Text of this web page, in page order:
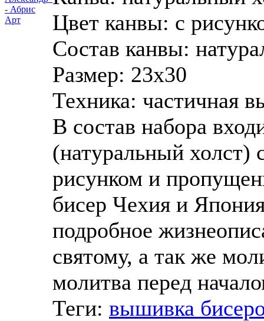
Цвет канвы: с
Состав канвы:
Размер: 23х30
Техника: частичная
В состав набора
(натуральный
рисунком и
бисер Чехия и
подробное
святому, а так же
молитва перед
Теги: вышивка